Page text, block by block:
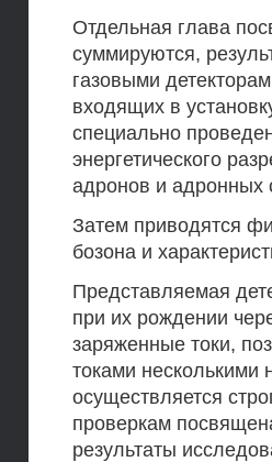
Отдельная глава
суммируются,
газовыми
входящих в
специально
энергетического
адронов и адронных
Затем приводятся
бoзoнa и
Представляемая
при их рождении
заряженные токи,
токами
осуществляется
проверкам
результаты